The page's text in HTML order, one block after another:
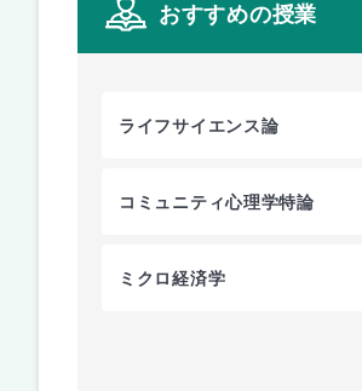
おすすめの授業
ライフサイエンス論
コミュニティ心理学特論
ミクロ経済学